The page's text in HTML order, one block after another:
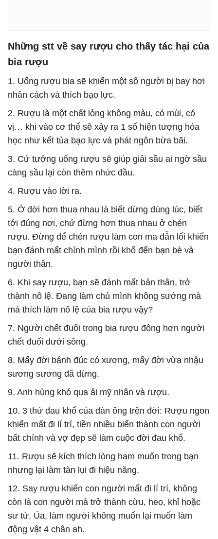
Những stt về say rượu cho thấy tác hại của
bia rượu
1. Uống rượu bia sẽ khiến một số người bị bay hơi
nhân cách và thích bạo lực.
2. Rượu là một chất lỏng không màu, có mùi, có
vị… khi vào cơ thể sẽ xảy ra 1 số hiện tượng hóa
học như kết tủa bạo lực và phát ngôn bừa bãi.
3. Cứ tưởng uống rượu sẽ giúp giải sầu ai ngờ sầu
càng sầu lại còn thêm nhức đầu.
4. Rượu vào lời ra.
5. Ở đời hơn thua nhau là biết dừng đúng lúc, biết
tới đúng nơi, chứ đừng hơn thua nhau ở chén
rượu. Đừng để chén rượu làm con ma dẫn lối khiến
bạn đánh mất chính mình rồi khổ đến bạn bè và
người thân.
6. Khi say rượu, bạn sẽ đánh mất bản thân, trở
thành nô lệ. Đang làm chủ mình không sướng mà
mà thích làm nô lệ của bia rượu vậy?
7. Người chết đuối trong bia rượu đông hơn người
chết đuối dưới sông.
8. Mấy đời bánh đúc có xương, mấy đời vừa nhậu
sương sương đã dừng.
9. Anh hùng khó qua ải mỹ nhân và rượu.
10. 3 thứ đau khổ của đàn ông trên đời: Rượu ngon
khiến mất đi lí trí, tiền nhiều biến thành con người
bất chính và vợ đẹp sẽ làm cuộc đời đau khổ.
11. Rượu sẽ kích thích lòng ham muốn trong bạn
nhưng lại làm tàn lụi đi hiệu năng.
12. Say rượu khiến con người mất đi lí trí, không
còn là con người mà trở thành cừu, heo, khỉ hoặc
sư tử. Ủa, làm người không muốn lại muốn làm
động vật 4 chân ah.